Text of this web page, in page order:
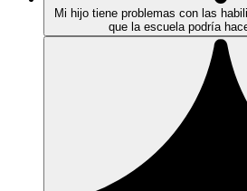
Mi hijo tiene problemas con las
que la escuela podría